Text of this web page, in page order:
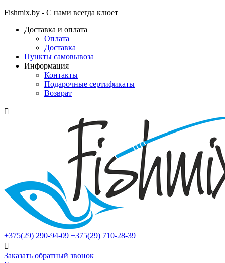
Fishmix.by - С нами всегда клюет
Доставка и оплата
Оплата
Доставка
Пункты самовывоза
Информация
Контакты
Подарочные сертификаты
Возврат

+375(29) 290-94-09 +375(29) 710-28-39

Заказать обратный звонок